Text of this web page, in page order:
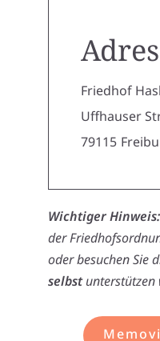
Friedhof
Uffhauser
79115
Wichtiger Hinweis:
der
oder besuchen Sie
selbstunterstützen